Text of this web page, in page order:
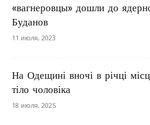
«вагнеровцы» дошли до
Буданов
11 июля, 2023
На Одещині вночі в річці
тіло чоловіка
18 июля, 2025